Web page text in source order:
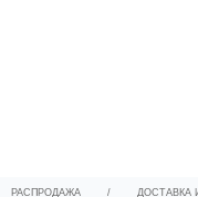
РАСПРОДАЖА / ДОСТАВКА